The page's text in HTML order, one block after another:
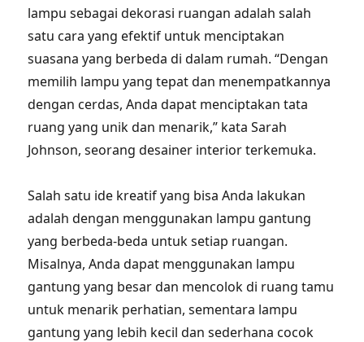
lampu sebagai dekorasi ruangan adalah salah
satu cara yang efektif untuk menciptakan
suasana yang berbeda di dalam rumah. “Dengan
memilih lampu yang tepat dan menempatkannya
dengan cerdas, Anda dapat menciptakan tata
ruang yang unik dan menarik,” kata Sarah
Johnson, seorang desainer interior terkemuka.
Salah satu ide kreatif yang bisa Anda lakukan
adalah dengan menggunakan lampu gantung
yang berbeda-beda untuk setiap ruangan.
Misalnya, Anda dapat menggunakan lampu
gantung yang besar dan mencolok di ruang tamu
untuk menarik perhatian, sementara lampu
gantung yang lebih kecil dan sederhana cocok